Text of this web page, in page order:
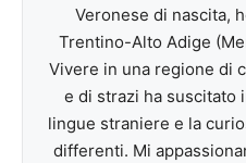
Veronese di nascita,
Trentino-Alto Adige
Vivere in una regione di
e di strazi ha suscitato
lingue straniere e la
differenti. Mi